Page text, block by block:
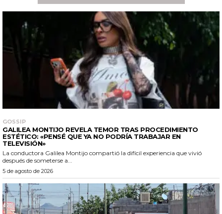
GOSSIP
GALILEA MONTIJO REVELA TEMOR TRAS PROCEDIMIENTO
ESTÉTICO: «PENSÉ QUE YA NO PODRÍA TRABAJAR EN
TELEVISIÓN»
La conductora Galilea Montijo compartió la difícil experiencia que vivió
después de someterse a...
5 de agosto de 2026